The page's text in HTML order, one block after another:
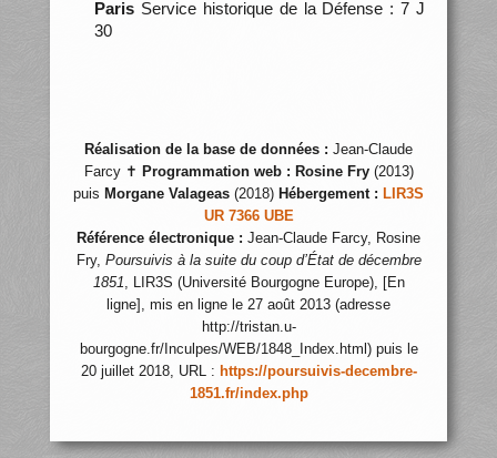
ParisService historique de la Défense : 7 J
30
Réalisation de la base de données : Jean-Claude
Farcy ✝ Programmation web : Rosine Fry(2013)
puis Morgane Valageas (2018) Hébergement : LIR3S
UR 7366 UBE
Référence électronique : Jean-Claude Farcy, Rosine
Fry, Poursuivis à la suite du coup d’État de décembre
1851, LIR3S (Université Bourgogne Europe), [En
ligne], mis en ligne le 27 août 2013 (adresse
http://tristan.u-
bourgogne.fr/Inculpes/WEB/1848_Index.html) puis le
20 juillet 2018, URL : https://poursuivis-decembre-
1851.fr/index.php